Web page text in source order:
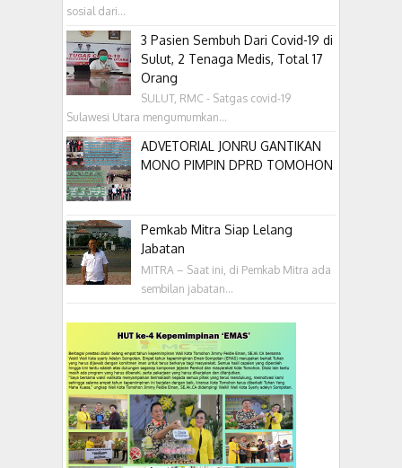
sosial dari...
3 Pasien Sembuh Dari Covid-19 di
Sulut, 2 Tenaga Medis, Total 17
Orang
SULUT, RMC - Satgas covid-19
Sulawesi Utara mengumumkan...
ADVETORIAL JONRU GANTIKAN
MONO PIMPIN DPRD TOMOHON
Pemkab Mitra Siap Lelang
Jabatan
MITRA – Saat ini, di Pemkab Mitra ada
sembilan jabatan...